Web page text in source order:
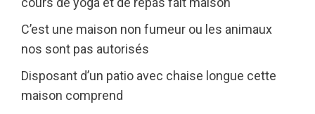
C’est une maison non fumeur ou les animaux
nos sont pas autorisés
Disposant d’un patio avec chaise longue cette
maison comprend